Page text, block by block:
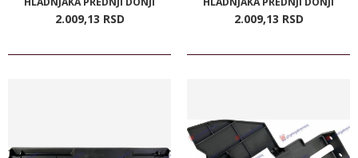
2.009,13 RSD 2.009,13 RSD